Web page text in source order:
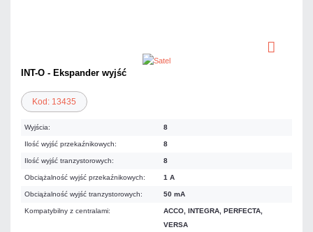
INT-O - Ekspander wyjść
Kod: 13435
Wyjścia: 8
Ilość wyjść przekaźnikowych: 8
Ilość wyjść tranzystorowych: 8
Obciążalność wyjść przekaźnikowych: 1 A
Obciążalność wyjść tranzystorowych: 50 mA
Kompatybilny z centralami:
ACCO, INTEGRA, PERFECTA,
VERSA